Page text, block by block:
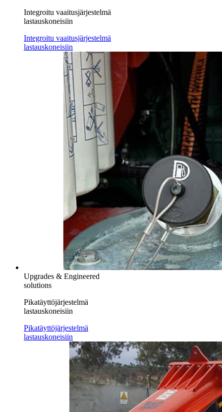
Integroitu vaaitusjärjestelmä
lastauskoneisiin
Integroitu vaaitusjärjestelmä
lastauskoneisiin
Upgrades & Engineered
solutions
Pikatäyttöjärjestelmä
lastauskoneisiin
Pikatäyttöjärjestelmä
lastauskoneisiin